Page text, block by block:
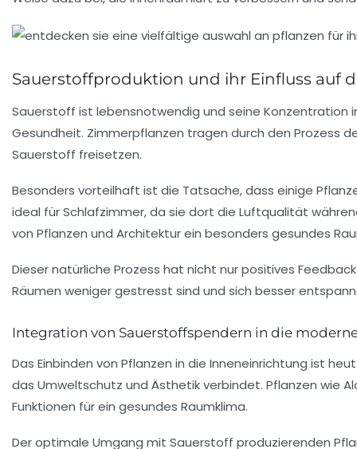
Sauerstoffproduktion und ihr Einfluss auf
Sauerstoff ist lebensnotwendig und seine Konzentration
Gesundheit. Zimmerpflanzen tragen durch den Prozess
Sauerstoff freisetzen.
Besonders vorteilhaft ist die Tatsache, dass einige
ideal für Schlafzimmer, da sie dort die Luftqualität
von Pflanzen und Architektur ein besonders gesundes
Dieser natürliche Prozess hat nicht nur positives
Räumen weniger gestresst sind und sich besser
Integration von Sauerstoffspendern in die
Das Einbinden von Pflanzen in die Inneneinrichtung ist
das Umweltschutz und Ästhetik verbindet. Pflanzen wie
Funktionen für ein gesundes Raumklima.
Der optimale Umgang mit Sauerstoff produzierenden